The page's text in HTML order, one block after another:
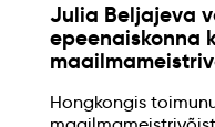
Julia Beljajeva
epeenaiskonna
Hongkongis